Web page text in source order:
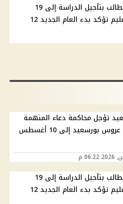
خبير تربوي يطالب بتأجيل الدراسة إلى 19
سبتمبر والتعليم تؤكد بدء العام الجديد 12
تؤجل محاكمة دعاء المتهمة
بقتل فاطمة عروس بورسعيد إلى 10 أغسطس
خبير تربوي يطالب بتأجيل الدراسة إلى 19
سبتمبر والتعليم تؤكد بدء العام الجديد 12